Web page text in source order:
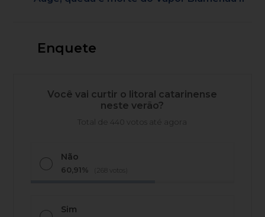
Enquete
Você vai curtir o litoral catarinense
neste verão?
Total de 440 votos até agora
Não
60,91% (268 votos)
Sim